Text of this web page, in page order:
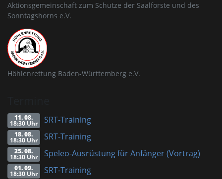
Aktionsgemeinschaft zum Schutze der Saalforste und des
Sonntagshorns e.V.
Höhlenrettung Baden-Württemberg e.V.
11. 08.
18:30 Uhr SRT-Training
18. 08.
18:30 Uhr SRT-Training
25. 08.
18:30 Uhr Speleo-Ausrüstung für Anfänger (Vortrag)
01. 09.
18:30 Uhr SRT-Training